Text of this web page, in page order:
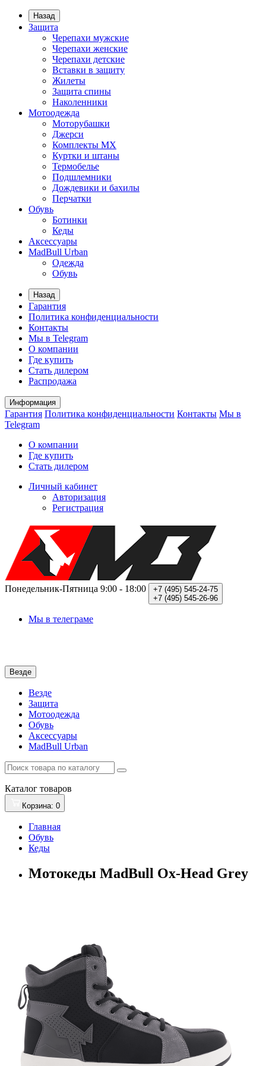
Назад
Защита
Черепахи мужские
Черепахи женские
Черепахи детские
Вставки в защиту
Жилеты
Защита спины
Наколенники
Мотоодежда
Моторубашки
Джерси
Комплекты MX
Куртки и штаны
Термобелье
Подшлемники
Дождевики и бахилы
Перчатки
Обувь
Ботинки
Кеды
Аксессуары
MadBull Urban
Одежда
Обувь
Назад
Гарантия
Политика конфиденциальности
Контакты
Мы в Telegram
О компании
Где купить
Стать дилером
Распродажа
Информация
Гарантия Политика конфиденциальности Контакты Мы в
Telegram
О компании
Где купить
Стать дилером
Личный кабинет
Авторизация
Регистрация
Понедельник-Пятница 9:00 - 18:00 +7 (495) 545-24-75
+7 (495) 545-26-96
Мы в телеграме
Везде
Везде
Защита
Мотоодежда
Обувь
Аксессуары
MadBull Urban
Каталог товаров
Корзина: 0
Главная
Обувь
Кеды
Мотокеды MadBull Ox-Head Grey